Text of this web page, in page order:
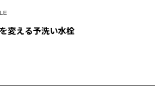
変える予洗い水栓